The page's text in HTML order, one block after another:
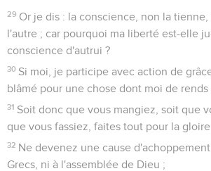
29 Or je dis : la conscience, non la
l'autre ; car pourquoi ma liberté est-elle
conscience d'autrui ?
30 Si moi, je participe avec action de
blâmé pour une chose dont moi de rends
31 Soit donc que vous mangiez, soit que
que vous fassiez, faites tout pour la gloire
32 Ne devenez une cause
Grecs, ni à l'assemblée de Dieu ;